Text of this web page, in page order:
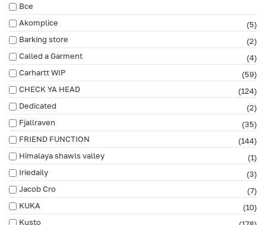
Все
Akomplice
(5)
Barking store
(2)
Called a Garment
(4)
Carhartt WIP
(59)
CHECK YA HEAD
(124)
Dedicated
(2)
Fjallraven
(35)
FRIEND FUNCTION
(144)
Himalaya shawls valley
(1)
Iriedaily
(3)
Jacob Cro
(7)
KUKA
(10)
Kusto